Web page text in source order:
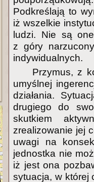
Podkreślają to
iż wszelkie
ludzi. Nie są
z góry
indywidualnych.
Przymus, z
umyślnej
działania.
drugiego do
skutkiem
zrealizowanie jej
uwagi na
jednostka nie
iż jest ona
sytuacja, w której